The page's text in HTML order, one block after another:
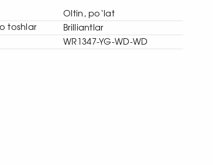
Oltin, po‘lat
toshlar
Brilliantlar
WR1347-YG-WD-WD